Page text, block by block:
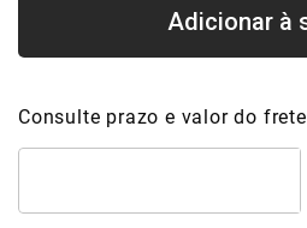
Consulte prazo e valor do frete